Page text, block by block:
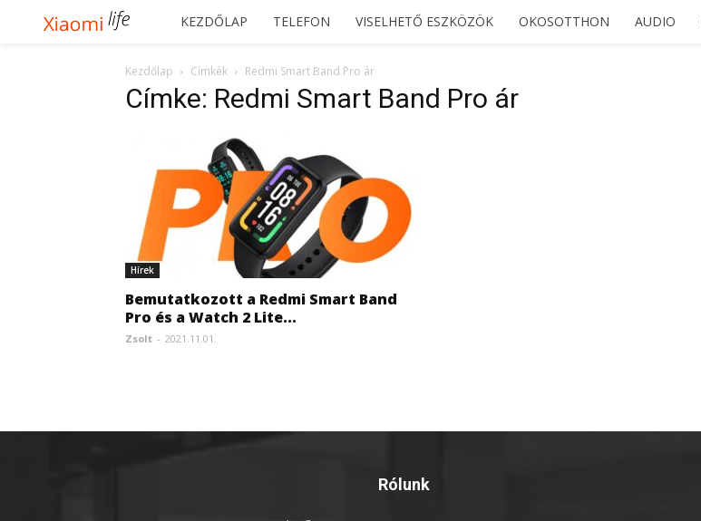
Xiaomilife
KEZDŐLAP TELEFON VISELHETŐ ESZKÖZÖK OKOSOTTHON AUDIO
Kezdőlap Címkék Redmi Smart Band Pro ár
Címke: Redmi Smart Band Pro ár
Hírek
Bemutatkozott a Redmi Smart Band
Pro és a Watch 2 Lite...
Zsolt - 2021.11.01.
Rólunk